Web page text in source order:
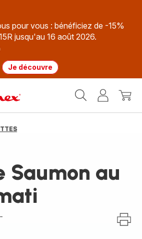
pour vous : bénéficiez de -15%
jusqu'au 16 août 2026.
Je découvre
MonMon
Saumon au
-